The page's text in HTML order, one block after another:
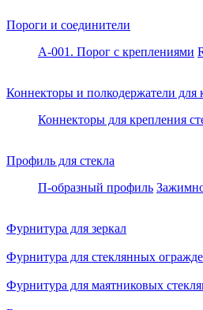
Пороги и соединители
A-001. Порог с креплениями
Коннекторы и полкодержатели для
Коннекторы для крепления
Профиль для стекла
П-образный профиль
Фурнитура для зеркал
Фурнитура для стеклянных
Фурнитура для маятниковых